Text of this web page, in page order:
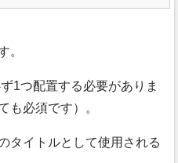
。
1つ配置する必要がありま
も必須です）。
タイトルとして使用される